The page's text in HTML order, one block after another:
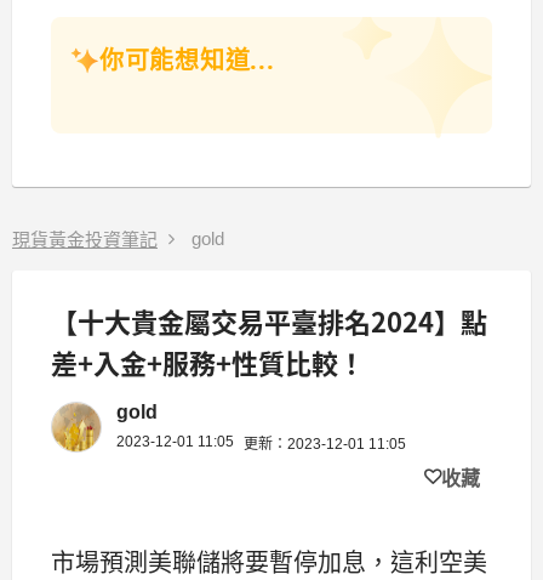
你可能想知道...
現貨黃金投資筆記 gold
【十大貴金屬交易平臺排名2024】點
差+入金+服務+性質比較！
gold
2023-12-01 11:05 更新：2023-12-01 11:05
收藏
市場預測美聯儲將要暫停加息，這利空美